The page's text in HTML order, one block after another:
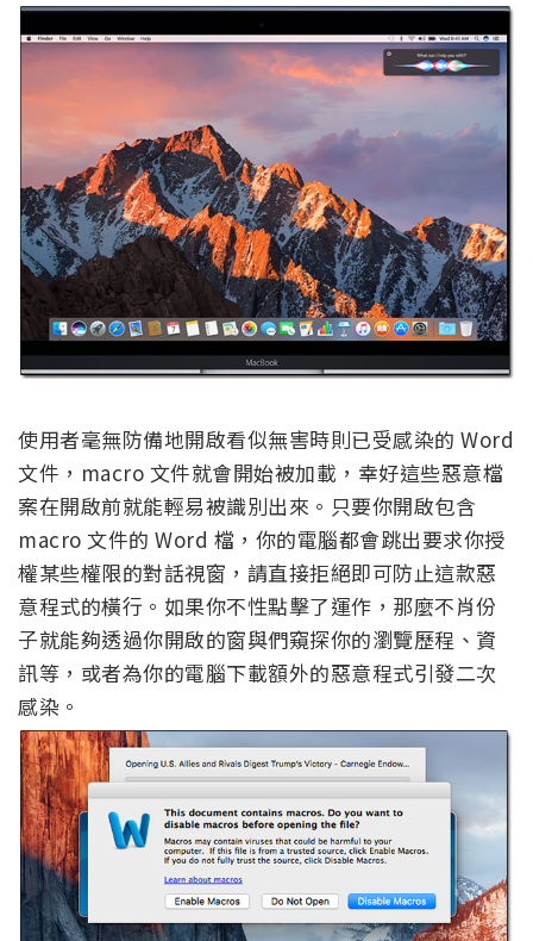
使用者毫無防備地開啟看似無害時則已受感染的 Word
文件，macro 文件就會開始被加載，幸好這些惡意檔
案在開啟前就能輕易被識別出來。只要你開啟包含
macro 文件的 Word 檔，你的電腦都會跳出要求你授
權某些權限的對話視窗，請直接拒絕即可防止這款惡
意程式的橫行。如果你不性點擊了運作，那麼不肖份
子就能夠透過你開啟的窗與們窺探你的瀏覽歷程、資
訊等，或者為你的電腦下載額外的惡意程式引發二次
感染。